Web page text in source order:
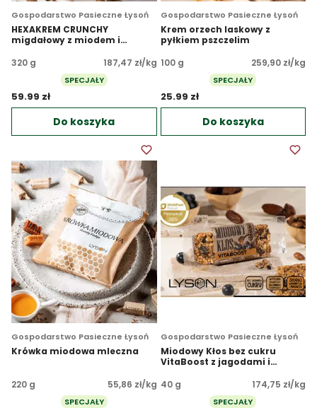
Gospodarstwo Pasieczne Łysoń
HEXAKREM CRUNCHY
migdałowy z miodem i
320 g
187,47 zł/kg
SPECJAŁY
59.99 zł
Do koszyka
Gospodarstwo Pasieczne Łysoń
Krem orzech laskowy z
pyłkiem pszczelim
100 g
259,90 zł/kg
SPECJAŁY
25.99 zł
Do koszyka
Gospodarstwo Pasieczne Łysoń
Krówka miodowa mleczna
220 g 55,86 zł/kg
SPECJAŁY
Gospodarstwo Pasieczne Łysoń
Miodowy Kłos bez cukru
VitaBoost z jagodami i
40 g
174,75 zł/kg
SPECJAŁY